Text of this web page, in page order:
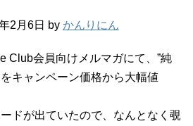
2月6日 by かんりにん
Club会員向けメルマガにて、”純
キャンペーン価格から大幅値
ドが出ていたので、なんとなく覗